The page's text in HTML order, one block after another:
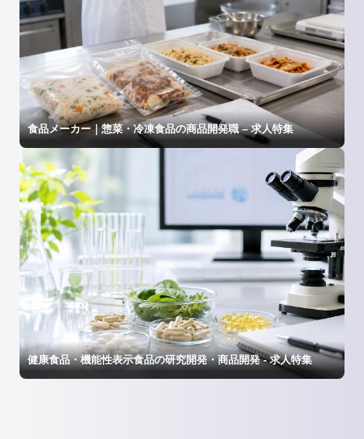
食品メーカー｜惣菜・冷凍食品の商品開発職 – 求人特集
健康食品・機能性表示食品の研究開発・商品開発 - 求人特集